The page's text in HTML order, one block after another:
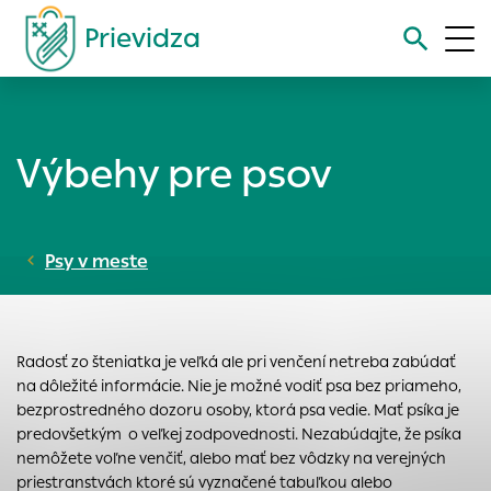
Prievidza
Výbehy pre psov
Psy v meste
Radosť zo šteniatka je veľká ale pri venčení netreba zabúdať
na dôležité informácie. Nie je možné vodiť psa bez priameho,
bezprostredného dozoru osoby, ktorá psa vedie. Mať psíka je
predovšetkým o veľkej zodpovednosti. Nezabúdajte, že psíka
nemôžete voľne venčiť, alebo mať bez vôdzky na verejných
priestranstvách ktoré sú vyznačené tabuľkou alebo
Nastavenie cookies
ukladať informácie o vašej aktivite a preferenciách.
Vyberte úroveň cookies, ktorú chcete povoliť
Technické cookies
Technické súbory cookie sú pre prevádzku nevyhnutné a
pomáhajú urobiť webové stránky uplatniteľnými tým, že
umožňujú základné funkcie, ako je navigácia na stránke a